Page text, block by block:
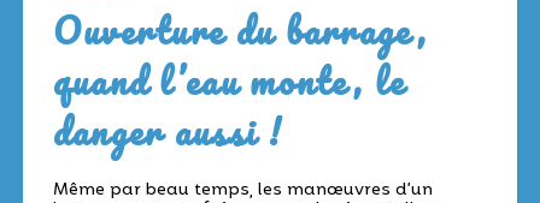
Ouverture du barrage,
quand l’eau monte, le
danger aussi !
Même par beau temps, les manœuvres d’un